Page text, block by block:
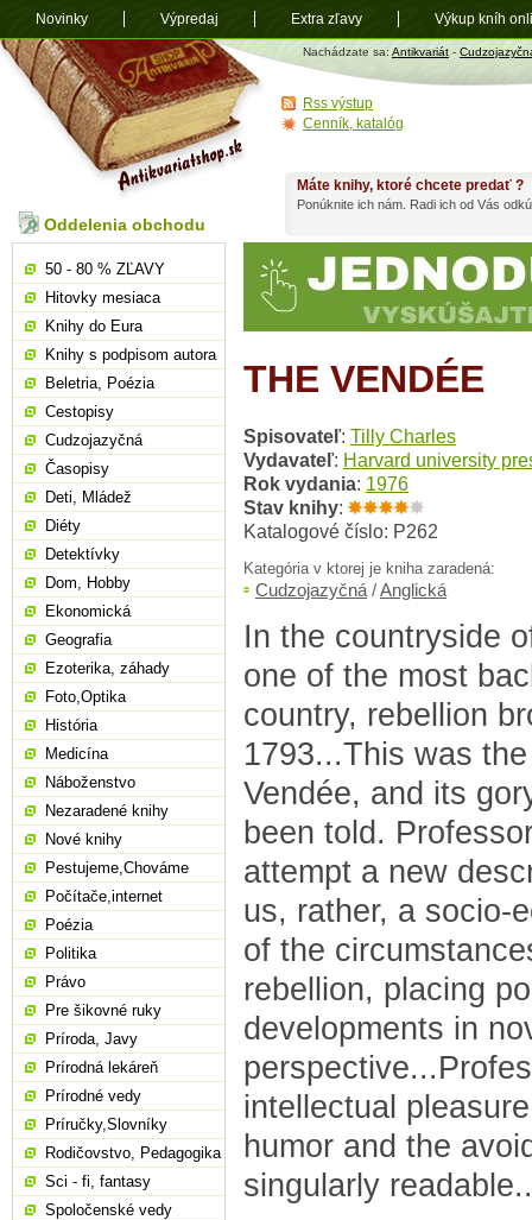
Antikvariát
shop.sk
Nachádzate sa: Antikvariát -
THE VENDÉE
Spisovateľ: Tilly Charles
Vydavateľ: Harvard university
Rok vydania: 1976
Stav knihy:
Katalogové číslo: P262
Kategória v ktorej je kniha zaradená:
Cudzojazyčná /Anglická
In the countryside
one of the most
country, rebellion
1793...This was
Vendée, and its
been told.
attempt a new
us, rather, a socio-
of the
rebellion, placing
developments in
intellectual
humor and the
singularly
Máte knihy, ktoré chcete predať ?
Ponúknite ich nám. Radi ich od Vás
Oddelenia obchodu
50 - 80 % ZĽAVY
Hitovky mesiaca
Knihy do Eura
Knihy s podpisom autora
Beletria, Poézia
Cestopisy
Cudzojazyčná
Časopisy
Deti, Mládež
Diéty
Detektívky
Dom, Hobby
Ekonomická
Geografia
Ezoterika, záhady
Foto,Optika
História
Medicína
Náboženstvo
Nezaradené knihy
Nové knihy
Pestujeme,Chováme
Počítače,internet
Poézia
Politika
Právo
Pre šikovné ruky
Príroda, Javy
Prírodná lekáreň
Prírodné vedy
Príručky,Slovníky
Rodičovstvo, Pedagogika
Sci - fi, fantasy
Spoločenské vedy
Rss výstup
Cenník, katalóg
Novinky Výpredaj Extra zľavy Výkup kníh